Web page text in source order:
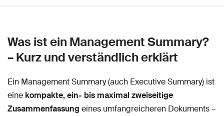
Was ist ein Management Summary?
– Kurz und verständlich erklärt
Ein Management Summary (auch Executive Summary) ist
eine kompakte, ein- bis maximal zweiseitige
Zusammenfassung eines umfangreicheren Dokuments –